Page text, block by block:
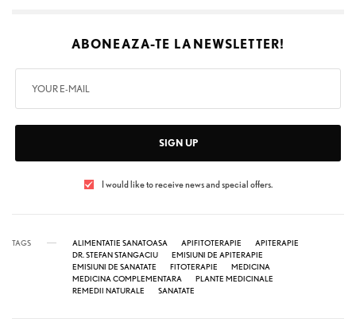
ABONEAZA-TE LA NEWSLETTER!
SIGN UP
I would like to receive news and special offers.
TAGS ALIMENTATIE SANATOASA APIFITOTERAPIE
APITERAPIE
DR. STEFAN STANGACIU
EMISIUNI DE APITERAPIE
EMISIUNI DE SANATATE
FITOTERAPIE
MEDICINA
MEDICINA COMPLEMENTARA
PLANTE MEDICINALE
REMEDII NATURALE
SANATATE